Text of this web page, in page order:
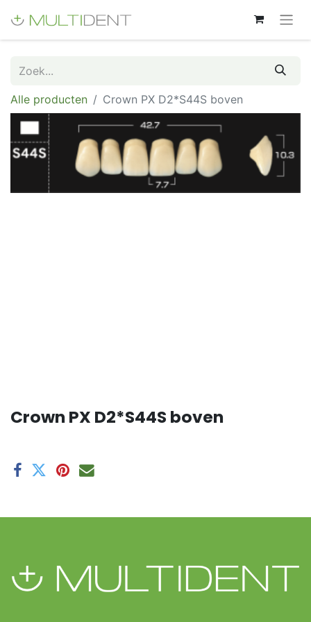
Alle producten Crown PX D2*S44S boven
Crown PX D2*S44S boven